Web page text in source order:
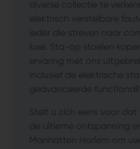
diverse collectie te
elektrisch verstelbare
ieder die streven naar
luxe. Sta-op stoelen
ervaring met ons
inclusief de elektrische
geavanceerde
Stelt u zich eens voor
de ultieme ontspanning
Manhatten Harlem om uw